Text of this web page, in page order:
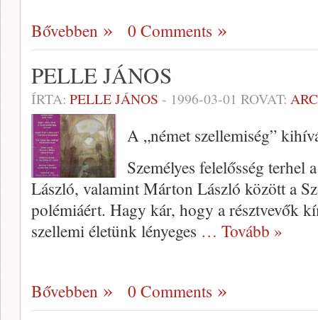
Bővebben 0 Comments
PELLE JÁNOS
ÍRTA: PELLE JÁNOS - 1996-03-01 ROVAT:
A „német szellemiség”
Személyes felelősség
László, valamint Márton Lász­ló között a
polémiáért. Hagy kár, hogy a résztvevők
szellemi életünk lénye­ges … Tovább »
Bővebben 0 Comments